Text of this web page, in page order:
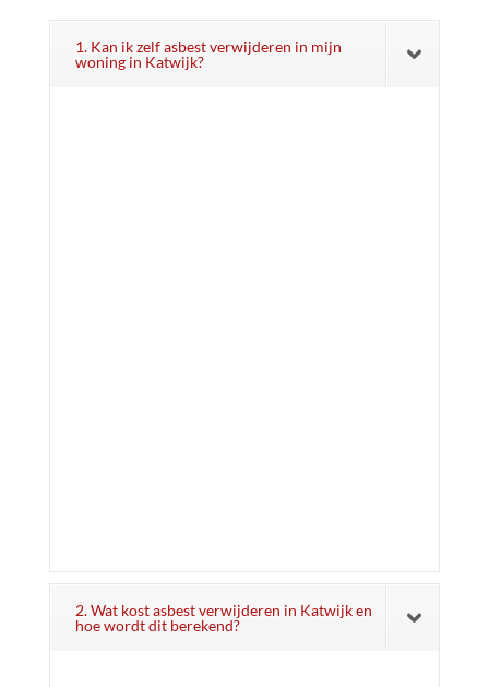
1. Kan ik zelf asbest verwijderen in mijn
woning in Katwijk?
2. Wat kost asbest verwijderen in Katwijk en
hoe wordt dit berekend?